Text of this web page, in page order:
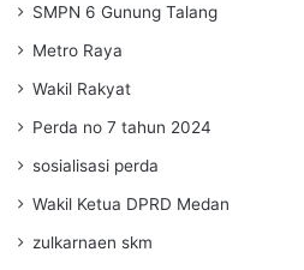
SMPN 6 Gunung Talang
Metro Raya
Wakil Rakyat
Perda no 7 tahun 2024
sosialisasi perda
Wakil Ketua DPRD Medan
zulkarnaen skm